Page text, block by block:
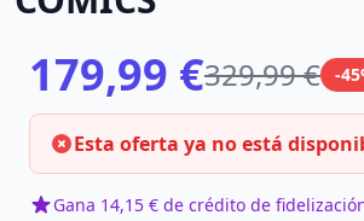
179,99 €329,99 € -
Esta oferta ya no está
Gana 14,15 € de crédito de